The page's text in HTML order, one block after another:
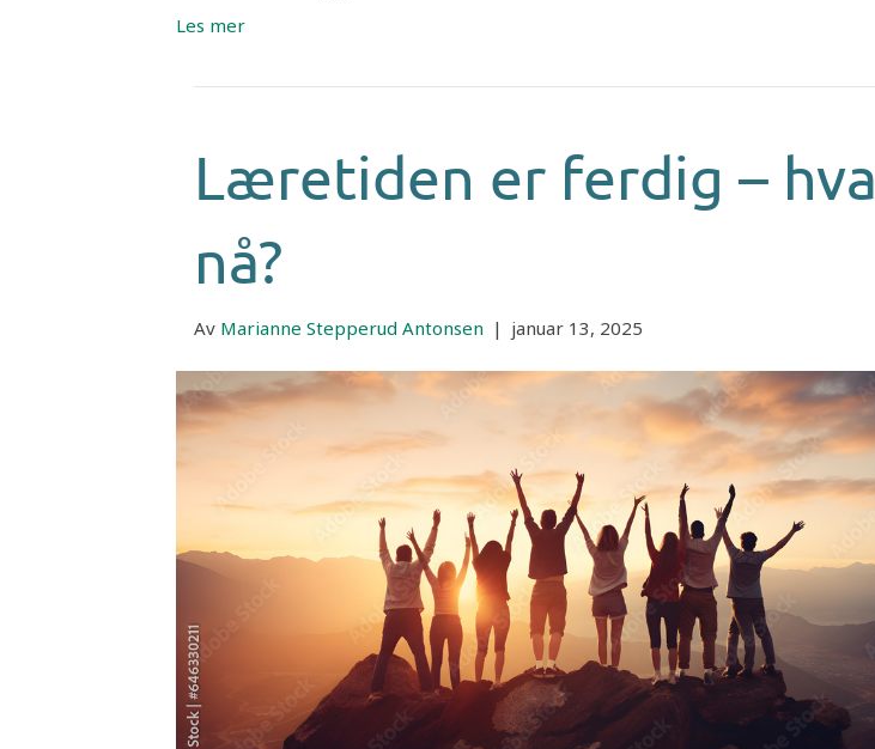
Les mer
Læretiden er ferdig – hva
nå?
Av Marianne Stepperud Antonsen | januar 13, 2025